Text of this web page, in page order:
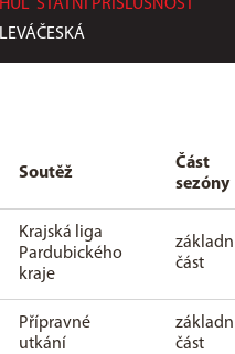
HŮL
LEVÁ
STÁTNÍ PŘÍSLUŠNOST
ČESKÁ
Soutěž
Část
sezóny
Krajská liga
Pardubického
kraje
část
Přípravné
utkání
část